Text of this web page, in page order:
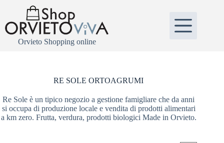
contenuto
Orvieto Shopping online
RE SOLE ORTOAGRUMI
Re Sole è un tipico negozio a gestione famigliare che da anni
si occupa di produzione locale e vendita di prodotti alimentari
a km zero. Frutta, verdura, prodotti biologici Made in Orvieto.